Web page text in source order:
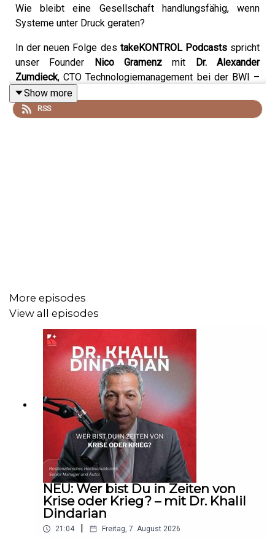
Wie bleibt eine Gesellschaft handlungsfähig, wenn
Systeme unter Druck geraten?
In der neuen Folge des takeKONTROL Podcastsspricht
unser Founder Nico Gramenz mit Dr. Alexander
Zumdieck, CTO Technologiemanagement bei der BWI –
dem IT-Dienstleister der Bundeswehr – über hybride
Bedrohungen, digitale Souveränität und die Frage, wie
Unternehmen echte Resilienz aufbauen können.
Dabei wird deutlich:
Resilienz entsteht nicht erst im Ernstfall – sondern durch
Vorbereitung, Austausch und die Bereitschaft,
Verantwortung zu übernehmen.
Ein zentrales Learning der Folge.
Handlungsfähigkeit beginnt dort, wo Menschen
anfangen, sich ernsthaft mit möglichen Krisen
auseinanderzusetzen.
🎧 Hört die Folge jetzt auf Spotify.
Show more
RSS
More episodes
View all episodes
NEU: Wer bist Du in Zeiten von
Krise oder Krieg? – mit Dr. Khalil
Dindarian
21:04 Freitag, 7. August 2026